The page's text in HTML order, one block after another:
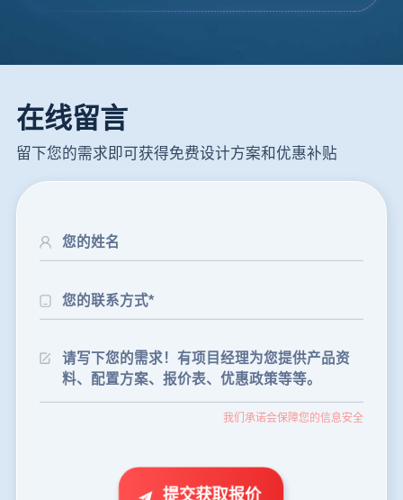
在线留言
留下您的需求即可获得免费设计方案和优惠补贴
我们承诺会保障您的信息安全
提交获取报价
24分钟前 朱先生留言：制砂机3000吨一套多少钱？
35分钟前 张先生留言：碎石机有几种型号？碎石机械设备一套价格？
武先生留言：年产100万吨机制砂，用什么设备？
王先生留言：建一条石料破碎生产线，规模300吨/小时，提供设备选型和报价。